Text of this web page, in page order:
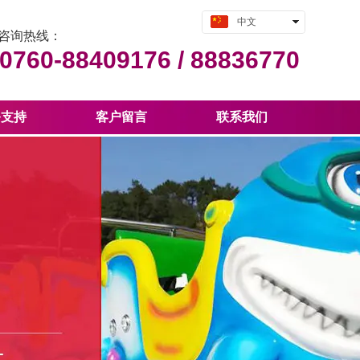
0760-88409176 / 88836770
询热线：
中文
持 客户留言 联系我们